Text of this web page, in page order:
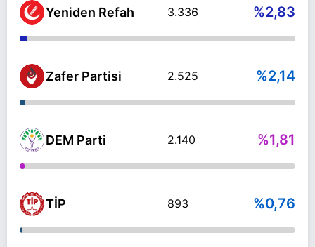
Yeniden Refah 3.336 %2,83
Zafer Partisi 2.525 %2,14
DEM Parti 2.140 %1,81
TİP 893 %0,76